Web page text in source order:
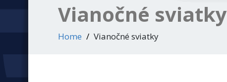
Vianočné sviatky
Home Vianočné sviatky